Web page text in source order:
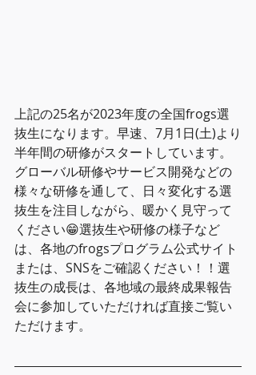
上記の25名が2023年度の全国frogs選
抜生になります。早速、7月1日(土)より
半年間の研修がスタートしています。
グローバル研修やサービス開発などの
様々な研修を通して、日々変化する選
抜生を注目しながら、暖かく見守って
ください😁選抜生や研修の様子など
は、各地のfrogsプログラム公式サイト
または、SNSをご確認ください！！選
抜生の成長は、各地域の最終成果報告
会に参加していただければ直接ご覧い
ただけます。